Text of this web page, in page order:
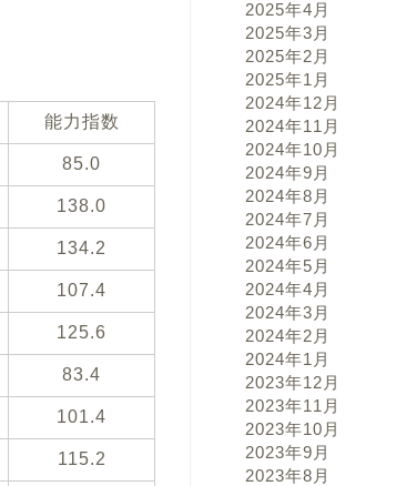
能力指数
85.0
138.0
134.2
107.4
125.6
83.4
101.4
115.2
2025年4月
2025年3月
2025年2月
2025年1月
2024年12月
2024年11月
2024年10月
2024年9月
2024年8月
2024年7月
2024年6月
2024年5月
2024年4月
2024年3月
2024年2月
2024年1月
2023年12月
2023年11月
2023年10月
2023年9月
2023年8月